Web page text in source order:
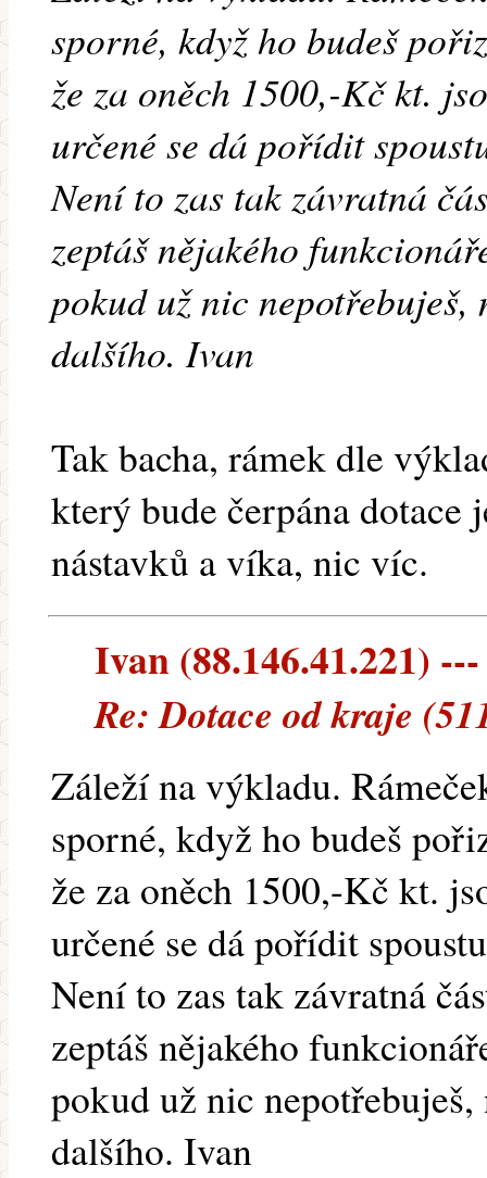
sporné, když ho budeš
že za oněch 1500,-Kč kt.
určené se dá pořídit
Není to zas tak závratná
zeptáš nějakého
pokud už nic nepotřebuješ,
dalšího. Ivan
Tak bacha, rámek dle
který bude čerpána dotace
nástavků a víka, nic víc.
Ivan (88.146.41.221)
Re: Dotace od kraje
Záleží na výkladu.
sporné, když ho budeš
že za oněch 1500,-Kč kt.
určené se dá pořídit
Není to zas tak závratná
zeptáš nějakého
pokud už nic nepotřebuješ,
dalšího. Ivan